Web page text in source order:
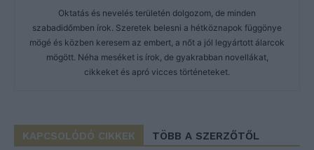
Oktatás és nevelés területén dolgozom, de minden
szabadidőmben írok. Szeretek belesni a hétköznapok függönye
mögé és közben keresem az embert, a nőt a jól legyártott álarcok
mögött. Néha meséket is írok, de gyakrabban novellákat,
cikkeket és apró vicces történeteket.
KAPCSOLÓDÓ CIKKEK TÖBB A SZERZŐTŐL